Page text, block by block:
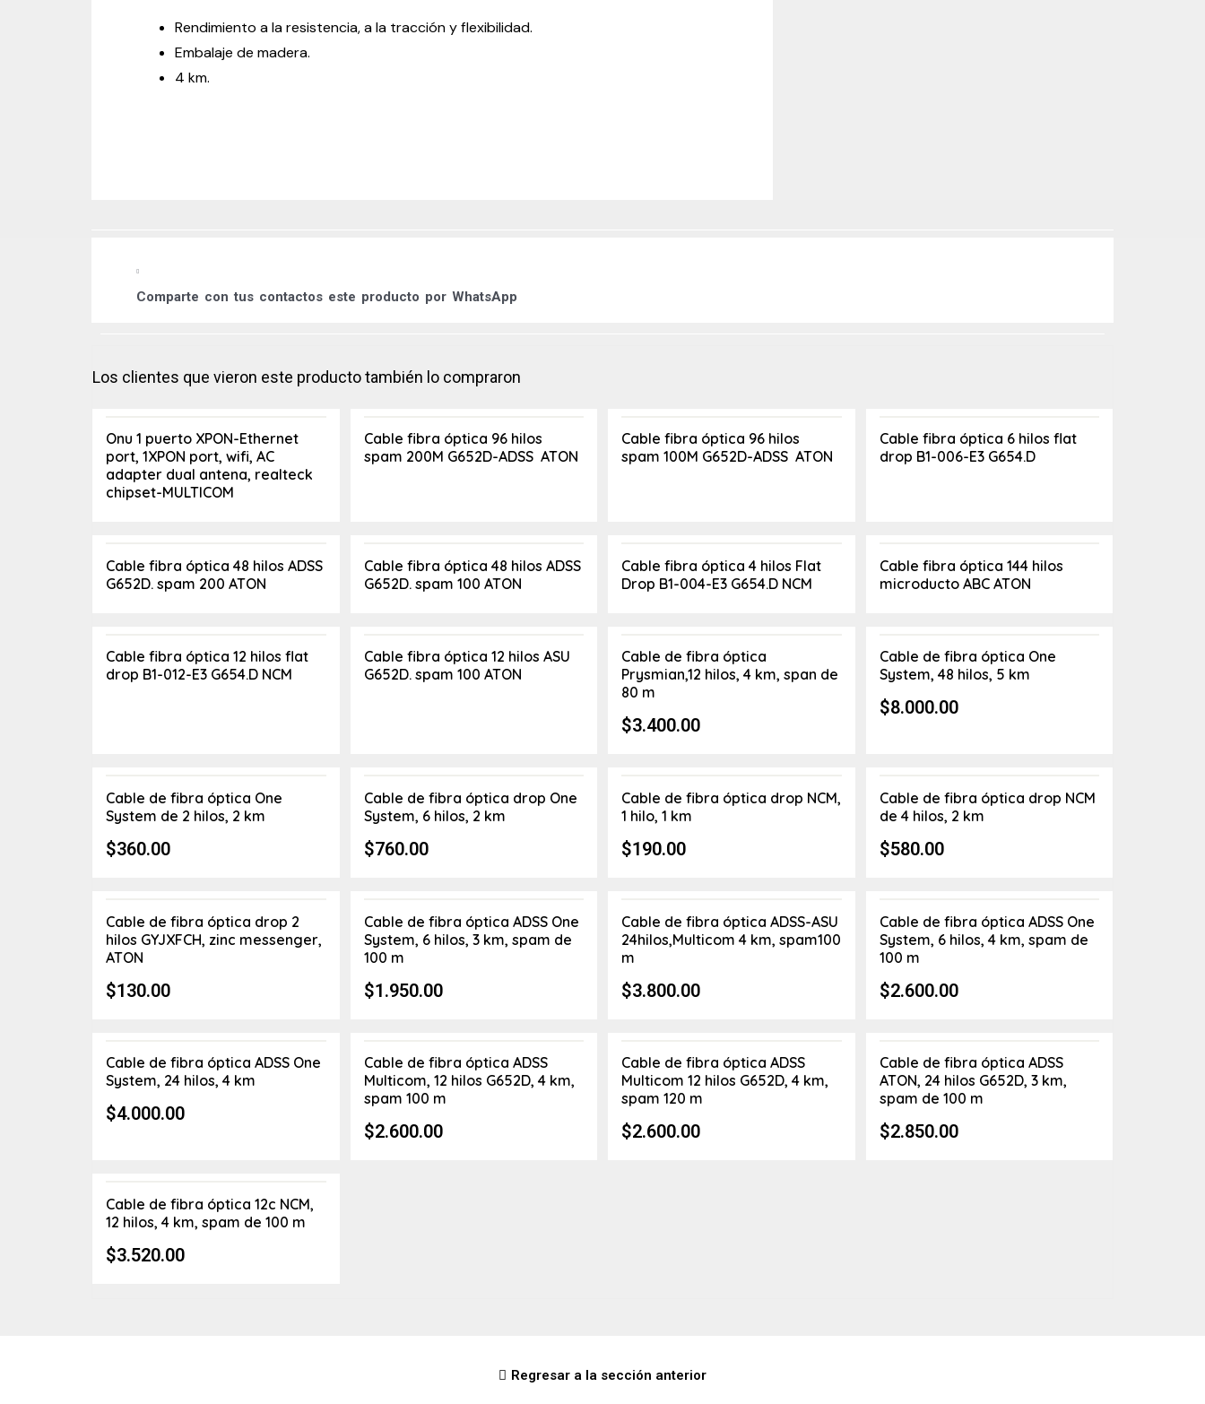
Rendimiento a la resistencia, a la tracción y flexibilidad.
Embalaje de madera.
4 km.
Comparte con tus contactos este producto por WhatsApp
Los clientes que vieron este producto también lo compraron
Onu 1 puerto XPON-Ethernet
port, 1XPON port, wifi, AC
adapter dual antena, realteck
chipset-MULTICOM
Cable fibra óptica 96 hilos
spam 200M G652D-ADSS ATON
Cable fibra óptica 96 hilos
spam 100M G652D-ADSS ATON
Cable fibra óptica 6 hilos flat
drop B1-006-E3 G654.D
Cable fibra óptica 48 hilos ADSS
G652D. spam 200 ATON
Cable fibra óptica 48 hilos ADSS
G652D. spam 100 ATON
Cable fibra óptica 4 hilos Flat
Drop B1-004-E3 G654.D NCM
Cable fibra óptica 144 hilos
microducto ABC ATON
Cable fibra óptica 12 hilos flat
drop B1-012-E3 G654.D NCM
Cable fibra óptica 12 hilos ASU
G652D. spam 100 ATON
Cable de fibra óptica
Prysmian,12 hilos, 4 km, span de
80 m
$3.400.00
Cable de fibra óptica One
System, 48 hilos, 5 km
$8.000.00
Cable de fibra óptica One
System de 2 hilos, 2 km
$360.00
Cable de fibra óptica drop One
System, 6 hilos, 2 km
$760.00
Cable de fibra óptica drop NCM,
1 hilo, 1 km
$190.00
Cable de fibra óptica drop NCM
de 4 hilos, 2 km
$580.00
Cable de fibra óptica drop 2
hilos GYJXFCH, zinc messenger,
ATON
$130.00
Cable de fibra óptica ADSS One
System, 6 hilos, 3 km, spam de
100 m
$1.950.00
Cable de fibra óptica ADSS-ASU
24hilos,Multicom 4 km, spam100
m
$3.800.00
Cable de fibra óptica ADSS One
System, 6 hilos, 4 km, spam de
100 m
$2.600.00
Cable de fibra óptica ADSS One
System, 24 hilos, 4 km
$4.000.00
Cable de fibra óptica ADSS
Multicom, 12 hilos G652D, 4 km,
spam 100 m
$2.600.00
Cable de fibra óptica ADSS
Multicom 12 hilos G652D, 4 km,
spam 120 m
$2.600.00
Cable de fibra óptica ADSS
ATON, 24 hilos G652D, 3 km,
spam de 100 m
$2.850.00
Cable de fibra óptica 12c NCM,
12 hilos, 4 km, spam de 100 m
$3.520.00
Regresar a la sección anterior